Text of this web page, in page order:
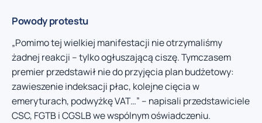
Powody protestu
„Pomimo tej wielkiej manifestacji nie otrzymaliśmy
żadnej reakcji – tylko ogłuszającą ciszę. Tymczasem
premier przedstawił nie do przyjęcia plan budżetowy:
zawieszenie indeksacji płac, kolejne cięcia w
emeryturach, podwyżkę VAT…” – napisali przedstawiciele
CSC, FGTB i CGSLB we wspólnym oświadczeniu.